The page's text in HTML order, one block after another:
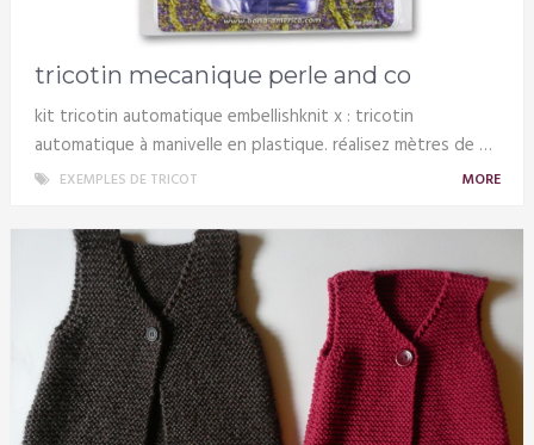
tricotin mecanique perle and co
kit tricotin automatique embellishknit x : tricotin
automatique à manivelle en plastique. réalisez mètres de …
EXEMPLES DE TRICOT MORE